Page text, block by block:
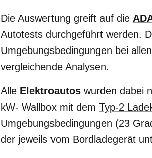
Die Auswertung greift auf die
Autotests durchgeführt werden.
Umgebungsbedingungen bei
vergleichende Analysen.
Alle Elektroautos wurden dabei
kW- Wallbox mit dem Typ-2
Umgebungsbedingungen (23
der jeweils vom Bordladegerät